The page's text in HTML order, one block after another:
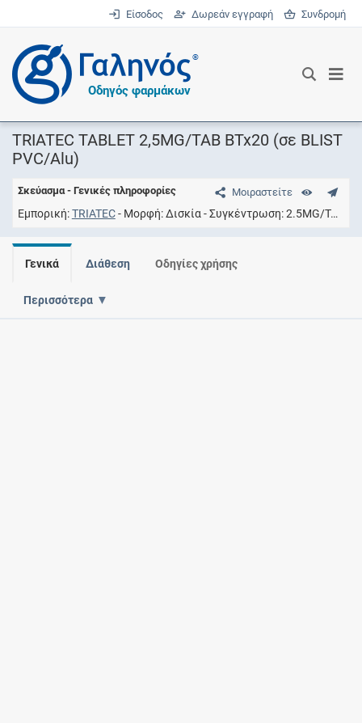
Είσοδος Δωρεάν εγγραφή Συνδρομή
®
Οδηγός φαρμάκων
TRIATEC TABLET 2,5MG/TAB BTx20 (σε BLIST
PVC/Alu)
Μοιραστείτε
Σκεύασμα - Γενικές πληροφορίες
Εμπορική TRIATEC Μορφή Δισκία Συγκέντρωση 2.5MG/TAB
Γενικά Διάθεση Οδηγίες χρήσης
Περισσότερα